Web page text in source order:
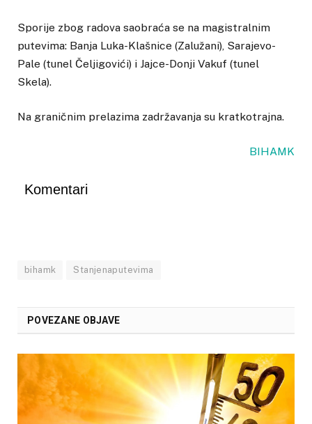
Sporije zbog radova saobraća se na magistralnim
putevima: Banja Luka-Klašnice (Zalužani), Sarajevo-
Pale (tunel Čeljigovići) i Jajce-Donji Vakuf (tunel
Skela).
Na graničnim prelazima zadržavanja su kratkotrajna.
BIHAMK
Komentari
bihamk Stanjenaputevima
POVEZANE OBJAVE